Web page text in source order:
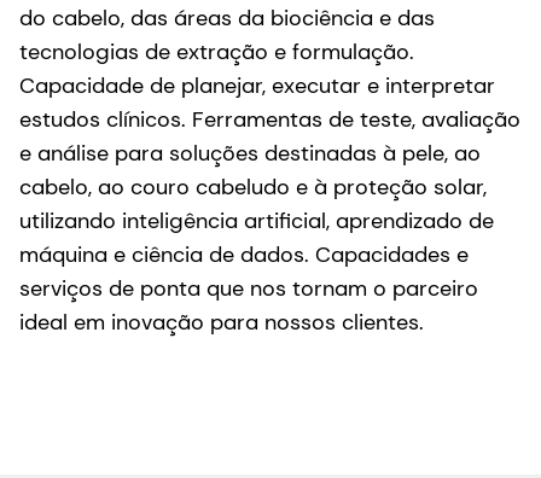
do cabelo, das áreas da biociência e das
tecnologias de extração e formulação.
Capacidade de planejar, executar e interpretar
estudos clínicos. Ferramentas de teste, avaliação
e análise para soluções destinadas à pele, ao
cabelo, ao couro cabeludo e à proteção solar,
utilizando inteligência artificial, aprendizado de
máquina e ciência de dados. Capacidades e
serviços de ponta que nos tornam o parceiro
ideal em inovação para nossos clientes.